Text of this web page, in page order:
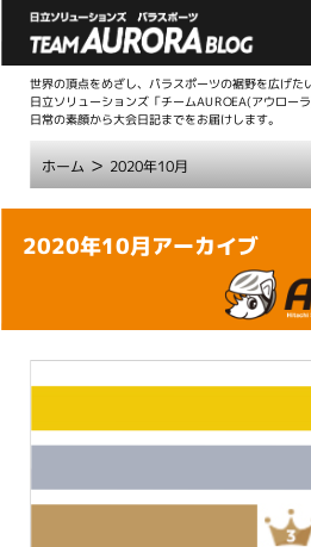
世界の頂点をめざし、パラスポーツの裾野を広げた
日立ソリューションズ「チームAUROEA(アウローラ
日常の素顔から大会日記までをお届けします。
ホーム > 2020年10月
本
2020年10月アーカイブ